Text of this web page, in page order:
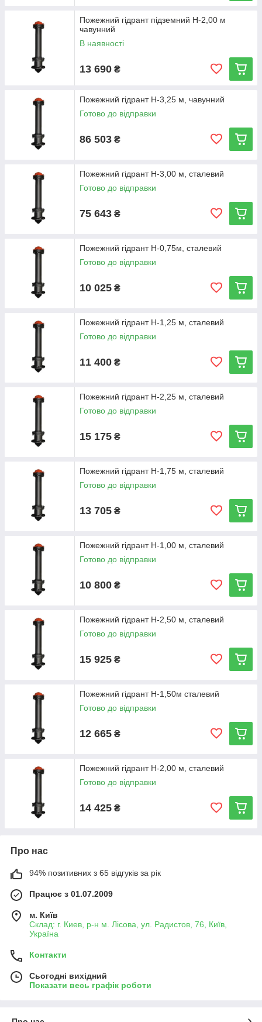
Пожежний гідрант підземний Н-2,00 м
чавунний
В наявності
13 690 ₴
Пожежний гідрант Н-3,25 м, чавунний
Готово до відправки
86 503 ₴
Пожежний гідрант Н-3,00 м, сталевий
Готово до відправки
75 643 ₴
Пожежний гідрант Н-0,75м, сталевий
Готово до відправки
10 025 ₴
Пожежний гідрант Н-1,25 м, сталевий
Готово до відправки
11 400 ₴
Пожежний гідрант Н-2,25 м, сталевий
Готово до відправки
15 175 ₴
Пожежний гідрант Н-1,75 м, сталевий
Готово до відправки
13 705 ₴
Пожежний гідрант Н-1,00 м, сталевий
Готово до відправки
10 800 ₴
Пожежний гідрант Н-2,50 м, сталевий
Готово до відправки
15 925 ₴
Пожежний гідрант Н-1,50м сталевий
Готово до відправки
12 665 ₴
Пожежний гідрант Н-2,00 м, сталевий
Готово до відправки
14 425 ₴
Про нас
94% позитивних з 65 відгуків за рік
Працює з 01.07.2009
м. Київ
Склад: г. Киев, р-н м. Лісова, ул. Радистов, 76, Київ,
Україна
Контакти
Сьогодні вихідний
Показати весь графік роботи